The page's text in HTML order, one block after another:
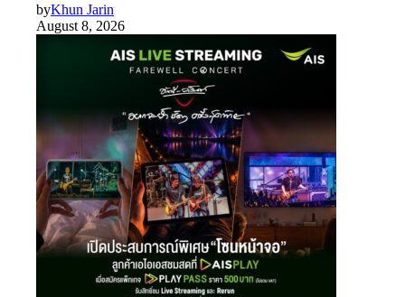
byKhun Jarin
August 8, 2026